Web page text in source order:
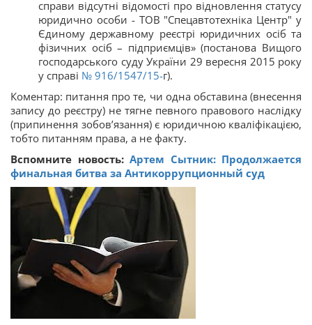
справи відсутні відомості про відновлення статусу
юридично особи - ТОВ "Спецавтотехніка Центр" у
Єдиному державному реєстрі юридичних осіб та
фізичних осіб – підприємців» (постанова Вищого
господарського суду України 29 вересня 2015 року
у справі № 916/1547/15-г).
Коментар: питання про те, чи одна обставина (внесення
запису до реєстру) не тягне певного правового наслідку
(припинення зобов’язання) є юридичною кваліфікацією,
тобто питанням права, а не факту.
Вспомните новость: Артем Сытник: Продолжается
финальная битва за Антикоррупционный суд